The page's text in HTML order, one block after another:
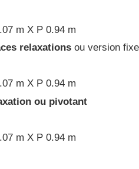
m X P 0.94 m
relaxations ou version fixe
m X P 0.94 m
ou pivotant
m X P 0.94 m